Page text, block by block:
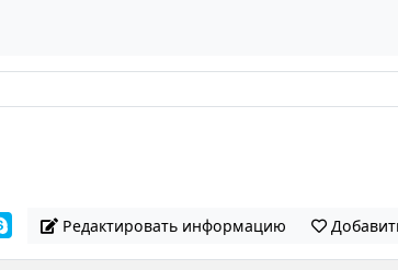
Редактировать информацию